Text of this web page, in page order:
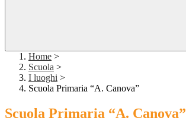
Home >
Scuola >
I luoghi >
Scuola Primaria “A. Canova”
Scuola Primaria “A. Canova”